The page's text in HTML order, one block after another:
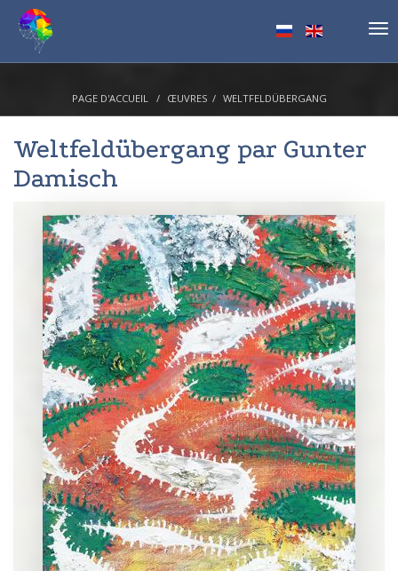
PAGE D'ACCUEIL ŒUVRES WELTFELDÜBERGANG
Weltfeldübergang par Gunter
Damisch